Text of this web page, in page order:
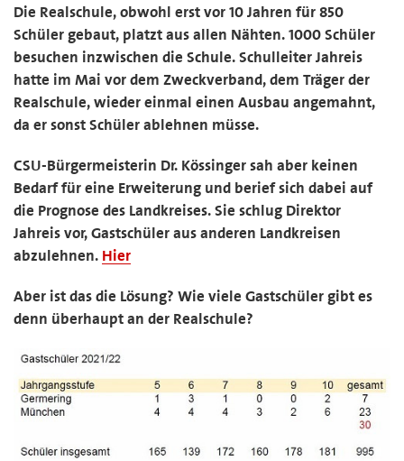
Die Realschule, obwohl erst vor 10 Jahren für 850
Schüler gebaut, platzt aus allen Nähten. 1000 Schüler
besuchen inzwischen die Schule. Schulleiter Jahreis
hatte im Mai vor dem Zweckverband, dem Träger der
Realschule, wieder einmal einen Ausbau angemahnt,
da er sonst Schüler ablehnen müsse.
CSU-Bürgermeisterin Dr. Kössinger sah aber keinen
Bedarf für eine Erweiterung und berief sich dabei auf
die Prognose des Landkreises. Sie schlug Direktor
Jahreis vor, Gastschüler aus anderen Landkreisen
abzulehnen. Hier
Aber ist das die Lösung? Wie viele Gastschüler gibt es
denn überhaupt an der Realschule?